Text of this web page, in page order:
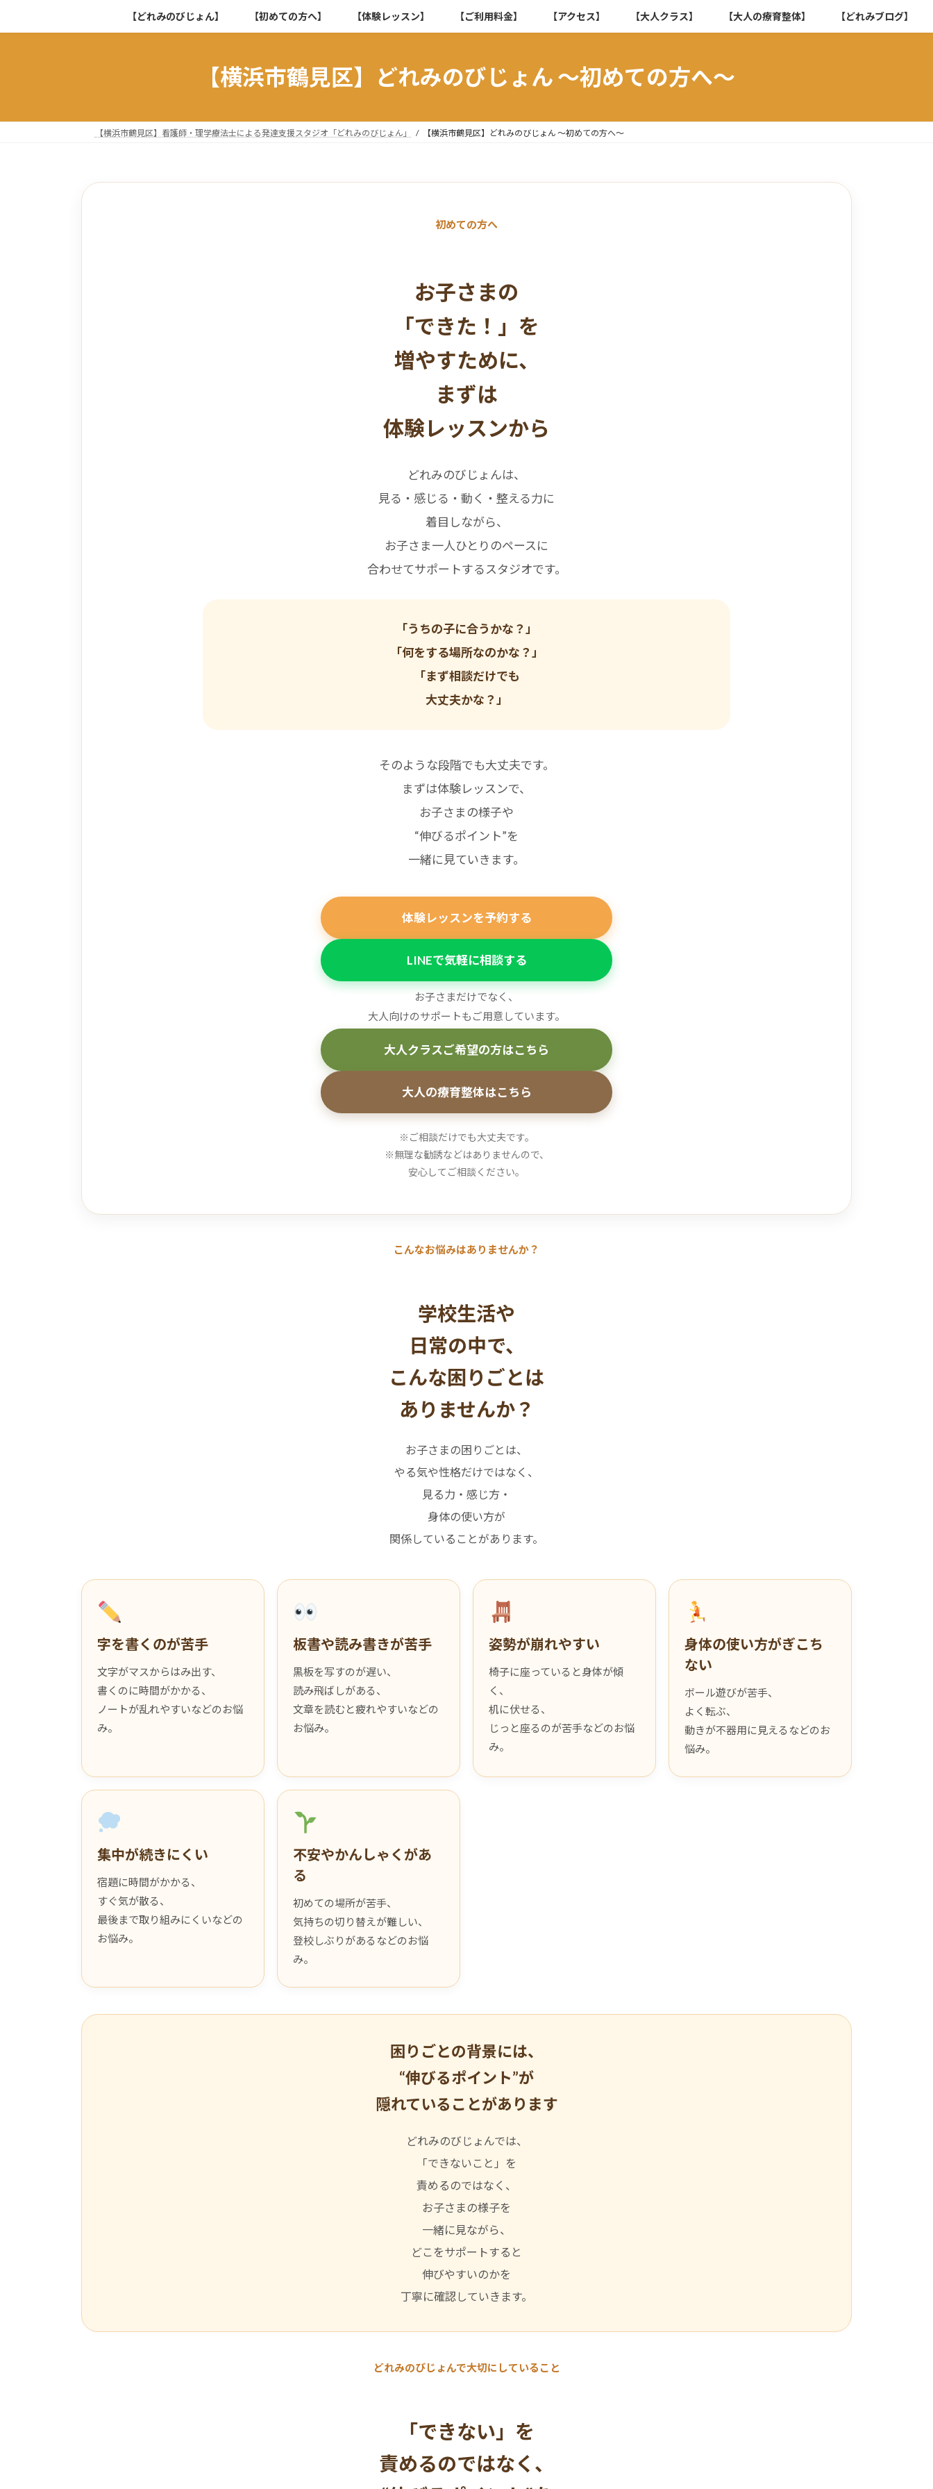
キ
に
【どれみのびじょん】 【初めての方へ】 【体験レッスン】 【ご利用料金】 【アクセス】 【大人クラス】 【大人の療育整体】 【どれみブログ】
【横浜市鶴見区】どれみのびじょん ～初めての方へ～
【横浜市鶴見区】看護師・理学療法士による発達支援スタジオ「どれみのびじょん」 【横浜市鶴見区】どれみのびじょん ～初めての方へ～
初めての方へ
お子さまの
「できた！」を
増やすために、
まずは
体験レッスンから
どれみのびじょんは、
見る・感じる・動く・整える力に
着目しながら、
お子さま一人ひとりのペースに
合わせてサポートするスタジオです。
「うちの子に合うかな？」
「何をする場所なのかな？」
「まず相談だけでも
大丈夫かな？」
そのような段階でも大丈夫です。
まずは体験レッスンで、
お子さまの様子や
“伸びるポイント”を
一緒に見ていきます。
体験レッスンを予約する
LINEで気軽に相談する
お子さまだけでなく、
大人向けのサポートもご用意しています。
大人クラスご希望の方はこちら
大人の療育整体はこちら
※ご相談だけでも大丈夫です。
※無理な勧誘などはありませんので、
安心してご相談ください。
こんなお悩みはありませんか？
学校生活や
日常の中で、
こんな困りごとは
ありませんか？
お子さまの困りごとは、
やる気や性格だけではなく、
見る力・感じ方・
身体の使い方が
関係していることがあります。
字を書くのが苦手
文字がマスからはみ出す、
書くのに時間がかかる、
ノートが乱れやすいなどのお悩
み。
板書や読み書きが苦手
黒板を写すのが遅い、
読み飛ばしがある、
文章を読むと疲れやすいなどの
お悩み。
姿勢が崩れやすい
椅子に座っていると身体が傾
く、
机に伏せる、
じっと座るのが苦手などのお悩
み。
身体の使い方がぎこち
ない
ボール遊びが苦手、
よく転ぶ、
動きが不器用に見えるなどのお
悩み。
集中が続きにくい
宿題に時間がかかる、
すぐ気が散る、
最後まで取り組みにくいなどの
お悩み。
不安やかんしゃくがあ
る
初めての場所が苦手、
気持ちの切り替えが難しい、
登校しぶりがあるなどのお悩
み。
困りごとの背景には、
“伸びるポイント”が
隠れていることがあります
どれみのびじょんでは、
「できないこと」を
責めるのではなく、
お子さまの様子を
一緒に見ながら、
どこをサポートすると
伸びやすいのかを
丁寧に確認していきます。
どれみのびじょんで大切にしていること
「できない」を
責めるのではなく、